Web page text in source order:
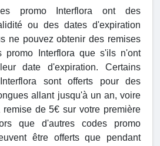
promo Interflora ont des
ou des dates d'expiration
ne pouvez obtenir des remises
promo Interflora que s'ils n'ont
date d'expiration. Certains
sont offerts pour des
allant jusqu'à un an, voire
remise de 5€ sur votre première
que d'autres codes promo
être offerts que pendant